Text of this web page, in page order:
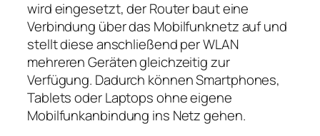
wird eingesetzt, der Router baut eine
Verbindung über das Mobilfunknetz auf und
stellt diese anschließend per WLAN
mehreren Geräten gleichzeitig zur
Verfügung. Dadurch können Smartphones,
Tablets oder Laptops ohne eigene
Mobilfunkanbindung ins Netz gehen.